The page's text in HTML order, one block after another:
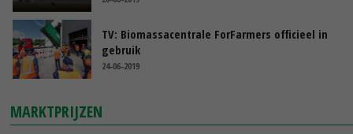
TV: Biomassacentrale ForFarmers officieel in
gebruik
24-06-2019
MARKTPRIJZEN